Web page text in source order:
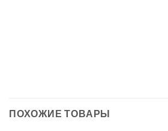
ПОХОЖИЕ ТОВАРЫ